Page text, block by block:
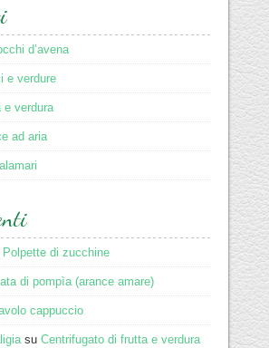
d’avena
e verdure
e verdura
ad aria
Polpette di zucchine
di pompìa (arance amare)
cappuccio
suCentrifugato di frutta e verdura